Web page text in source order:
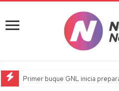
Primer buque GNL inicia